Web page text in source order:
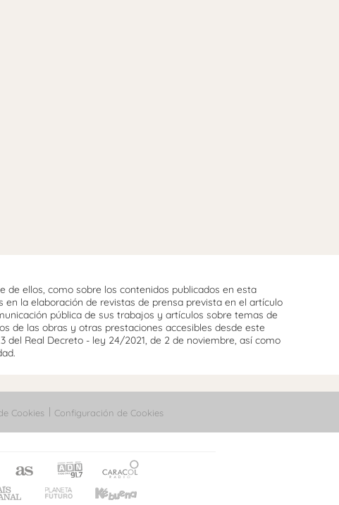
ellos, como sobre los contenidos publicados en esta
la elaboración de revistas de prensa prevista en el artículo
pública de sus trabajos y artículos sobre temas de
de las obras y otras prestaciones accesibles desde este
Real Decreto - ley 24/2021, de 2 de noviembre, así como
Cookies Configuración de Cookies